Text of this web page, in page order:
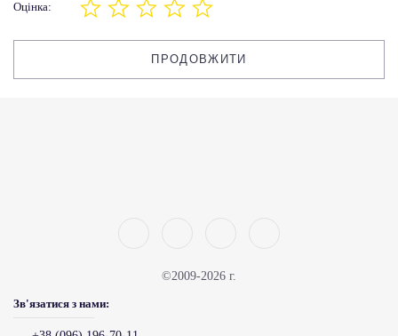
Оцінка:
ПРОДОВЖИТИ
©2009-2026 г.
Зв'язатися з нами: